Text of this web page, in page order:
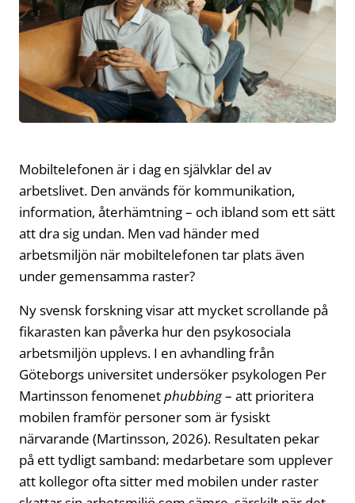
Mobiltelefonen är i dag en självklar del av
arbetslivet. Den används för kommunikation,
information, återhämtning – och ibland som ett sätt
att dra sig undan. Men vad händer med
arbetsmiljön när mobiltelefonen tar plats även
under gemensamma raster?
Ny svensk forskning visar att mycket scrollande på
fikarasten kan påverka hur den psykosociala
arbetsmiljön upplevs. I en avhandling från
Göteborgs universitet undersöker psykologen Per
Martinsson fenomenetphubbing– att prioritera
mobilen framför personer som är fysiskt
närvarande (Martinsson, 2026). Resultaten pekar
på ett tydligt samband: medarbetare som upplever
att kollegor ofta sitter med mobilen under raster